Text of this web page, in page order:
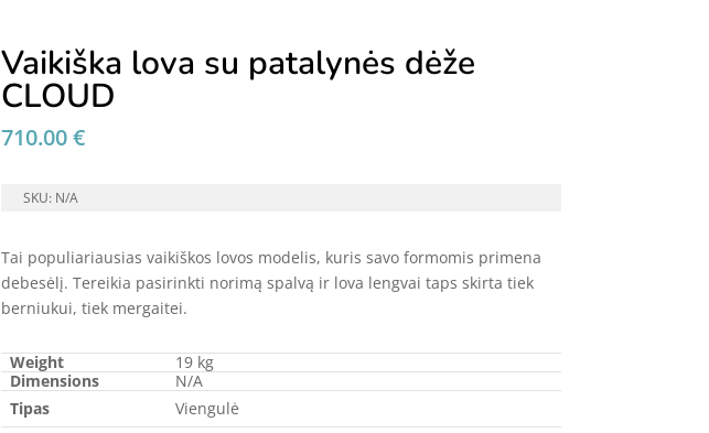
Vaikiška lova su patalynės dėže
CLOUD
710.00€
SKU: N/A
Tai populiariausias vaikiškos lovos modelis, kuris savo formomis primena
debesėlį. Tereikia pasirinkti norimą spalvą ir lova lengvai taps skirta tiek
berniukui, tiek mergaitei.
Weight
19 kg
Dimensions
N/A
Tipas
Viengulė